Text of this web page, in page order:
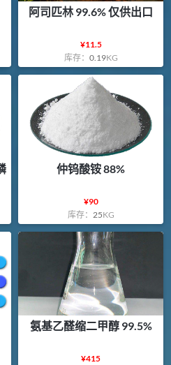
阿司匹林 99.6% 仅供出口
¥11.5
库存： 0.19KG
仲钨酸铵 88%
¥90
库存： 25KG
氨基乙醛缩二甲醇 99.5%
¥415